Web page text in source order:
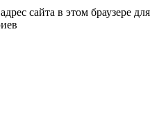
сайта в этом браузере для